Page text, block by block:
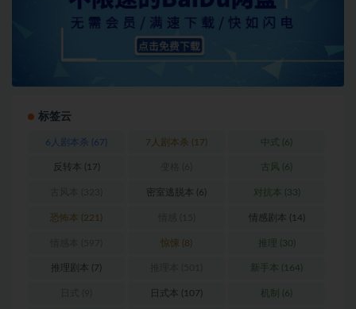
标签云
6人剧本杀 (67) 7人剧本杀 (17) 中式 (6)
反转本 (17) 古风 (6)
密室逃脱本 (6) 对抗本 (33)
恐怖本 (221) 情感剧本 (14)
惊悚 (8) 推理 (30)
推理剧本 (7) 新手本 (164)
日式本 (107) 机制 (6)